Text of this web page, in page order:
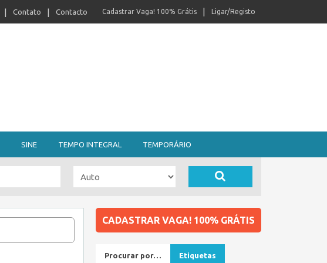
Contato Contacto Ligar/Registo
Cadastrar Vaga! 100% Grátis
SINE TEMPO INTEGRAL TEMPORÁRIO
CADASTRAR VAGA! 100% GRÁTIS
Procurar por… Etiquetas